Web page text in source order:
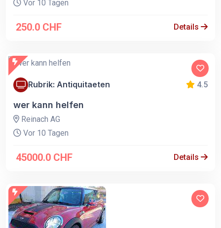
Vor 10 Tagen
250.0 CHF Details
Rubrik: Antiquitaeten 4.5
wer kann helfen
Reinach AG
Vor 10 Tagen
45000.0 CHF Details